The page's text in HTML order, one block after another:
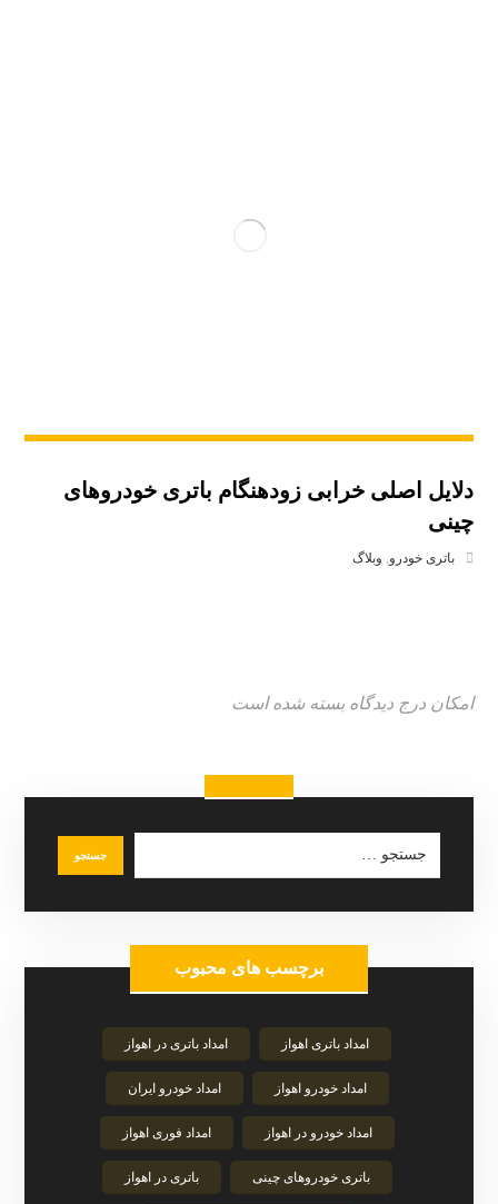
دلایل اصلی خرابی زودهنگام باتری خودروهای
چینی
باتری خودرو, وبلاگ
امکان درج دیدگاه بسته شده است
برچسب های محبوب
امداد باتری اهواز امداد باتری در اهواز
امداد خودرو اهواز امداد خودرو ایران
امداد خودرو در اهواز امداد فوری اهواز
باتری خودروهای چینی باتری در اهواز